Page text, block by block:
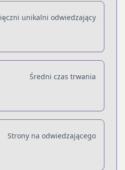
unikalni odwiedzający
Średni czas trwania
Strony na odwiedzającego